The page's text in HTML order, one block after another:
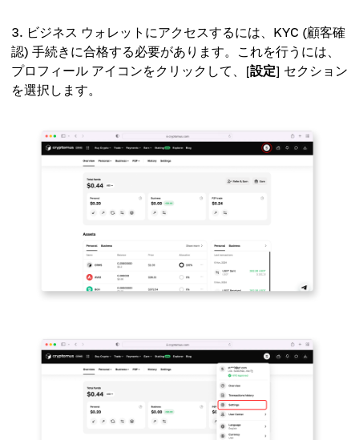
ビジネス ウォレットにアクセスするには、KYC (顧客確
認) 手続きに合格する必要があります。これを行うには、
プロフィール アイコンをクリックして、[設定] セクション
を選択します。